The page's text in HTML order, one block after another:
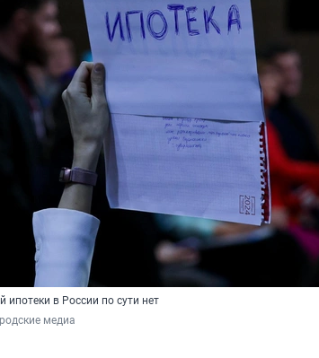
в России по сути нет
медиа